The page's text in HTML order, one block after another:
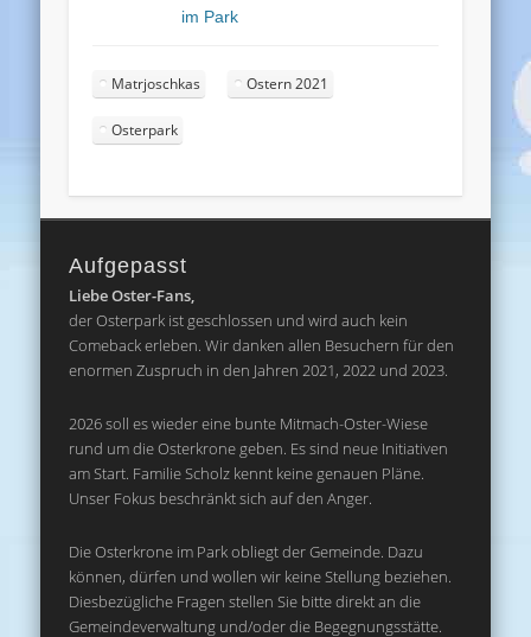
im Park
Matrjoschkas Ostern 2021
Osterpark
Aufgepasst
Liebe Oster-Fans,
der Osterpark ist geschlossen und wird auch kein
Comeback erleben. Wir danken allen Besuchern für den
enormen Zuspruch in den Jahren 2021, 2022 und 2023.
2026 soll es wieder eine bunte Mitmach-Oster-Wiese
rund um die Osterkrone geben. Es sind neue Initiativen
am Start. Familie Scholz kennt keine genauen Pläne.
Unser Fokus beschränkt sich auf den Anger.
Die Osterkrone im Park obliegt der Gemeinde. Dazu
können, dürfen und wollen wir keine Stellung beziehen.
Diesbezügliche Fragen stellen Sie bitte direkt an die
Gemeindeverwaltung und/oder die Begegnungsstätte.